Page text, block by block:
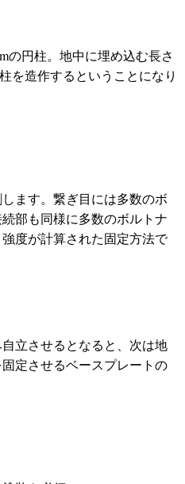
の円柱。地中に埋め込む長さ
を造作するということになり
ます。繋ぎ目には多数のボ
部も同様に多数のボルトナ
度が計算された固定方法で
立させるとなると、次は地
定させるベースプレートの